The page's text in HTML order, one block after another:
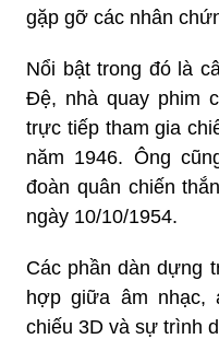
gặp gỡ các nhân
Nổi bật trong đó là
Đệ, nhà quay phim
trực tiếp tham gia
năm 1946. Ông
đoàn quân chiến
ngày 10/10/1954.
Các phần dàn dựng
hợp giữa âm nhạc,
chiếu 3D và sự trình